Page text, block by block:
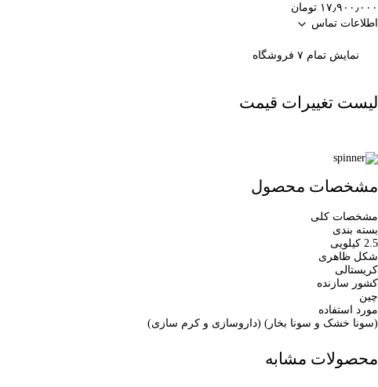
۱۷٫۹۰۰٫۰۰۰ تومان
اطلاعات تماس
نمایش تمام ۷ فروشگاه
لیست تغییرات قیمت
مشخصات محصول
مشخصات کلی
بسته بندی
2.5 کیلویی
شکل ظاهری
کریستالی
کشور سازنده
چین
مورد استفاده
(سونا خشک و سونا بخار) (داروسازی و کرم سازی)
محصولات مشابه